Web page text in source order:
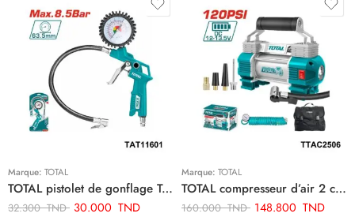
Marque: TOTAL
TOTAL pistolet de gonflage TAT11601
32.300TND 30.000 TND
Marque: TOTAL
TOTAL compresseur d’air 2 cylindre TTAC2506
160.000TND 148.800 TND